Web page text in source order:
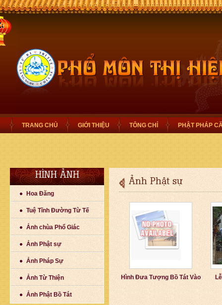
TRANG CHỦ GIỚI THIỆU TÔNG CHỈ PHẬT PHÁP
HÌNH ẢNH
Hoa Đăng
Tuệ Tĩnh Đường Từ Tế
Ảnh chùa Phổ Giác
Ảnh Phật sự
Ảnh Pháp Sự
Ảnh Từ Thiện
Ảnh Phật Bồ Tát
Ảnh Phật sự
Hình Đưa Tượng Bồ Tát Vào